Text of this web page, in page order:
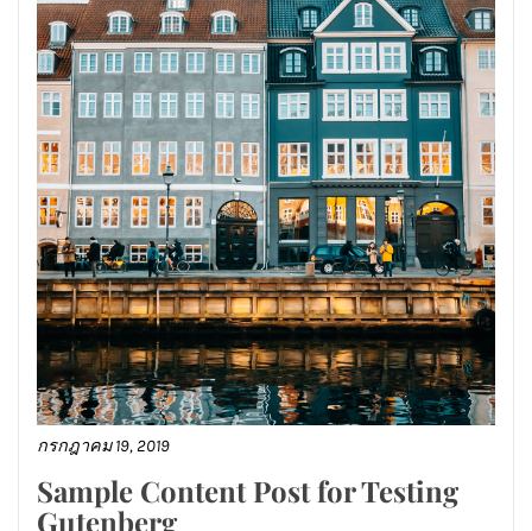
กรกฎาคม 19, 2019
Sample Content Post for Testing
Gutenberg